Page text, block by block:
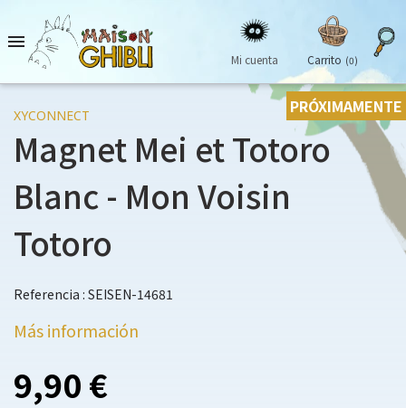

Mi cuenta Carrito (0)
PRÓXIMAMENTE
XYCONNECT
Magnet Mei et Totoro
Blanc - Mon Voisin
Totoro
Referencia : SEISEN-14681
Más información
9,90 €